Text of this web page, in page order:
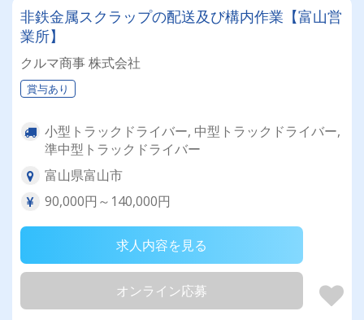
非鉄金属スクラップの配送及び構内作業【富山営
業所】
クルマ商事 株式会社
賞与あり
小型トラックドライバー, 中型トラックドライバー,
準中型トラックドライバー
富山県富山市
90,000円～140,000円
求人内容を見る
オンライン応募